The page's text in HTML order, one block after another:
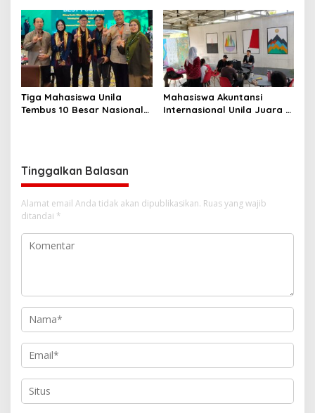
2027–2031
Tiga Mahasiswa Unila
Tembus 10 Besar Nasional
Mahasiswa Akuntansi
Internasional Unila Juara 1
Tinggalkan Balasan
Alamat email Anda tidak akan dipublikasikan. Ruas yang wajib
ditandai *